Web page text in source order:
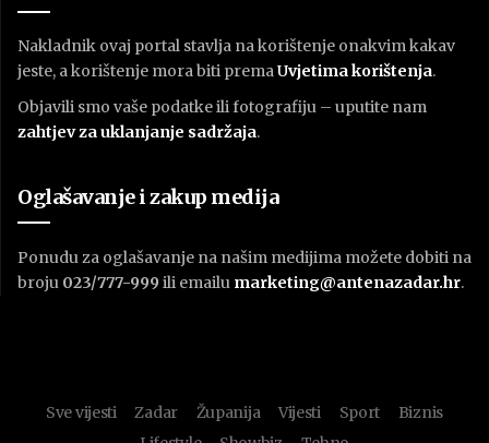
Nakladnik ovaj portal stavlja na korištenje onakvim kakav
jeste, a korištenje mora biti premaUvjetima korištenja.
Objavili smo vaše podatke ili fotografiju – uputite nam
zahtjev za uklanjanje sadržaja.
Oglašavanje i zakup medija
Ponudu za oglašavanje na našim medijima možete dobiti na
broju 023/777-999 ili emailu marketing@antenazadar.hr.
Sve vijesti Zadar Županija Vijesti Sport
Biznis